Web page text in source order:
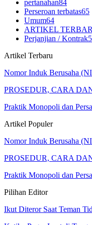
pertanahan84
Perseroan terbatas65
Umum64
ARTIKEL
Perjanjian / Kontrak
Artikel Terbaru
Nomor Induk Berusaha
PROSEDUR, CARA
Praktik Monopoli dan
Artikel Populer
Nomor Induk Berusaha
PROSEDUR, CARA
Praktik Monopoli dan
Pilihan Editor
Ikut Diteror Saat Teman